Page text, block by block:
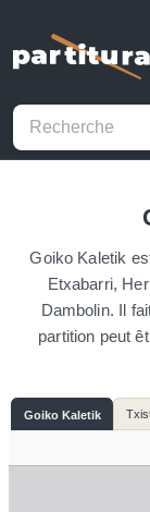
Goiko Kaletik
Etxabarri,
Dambolin. Il
partition peut
Goiko Kaletik